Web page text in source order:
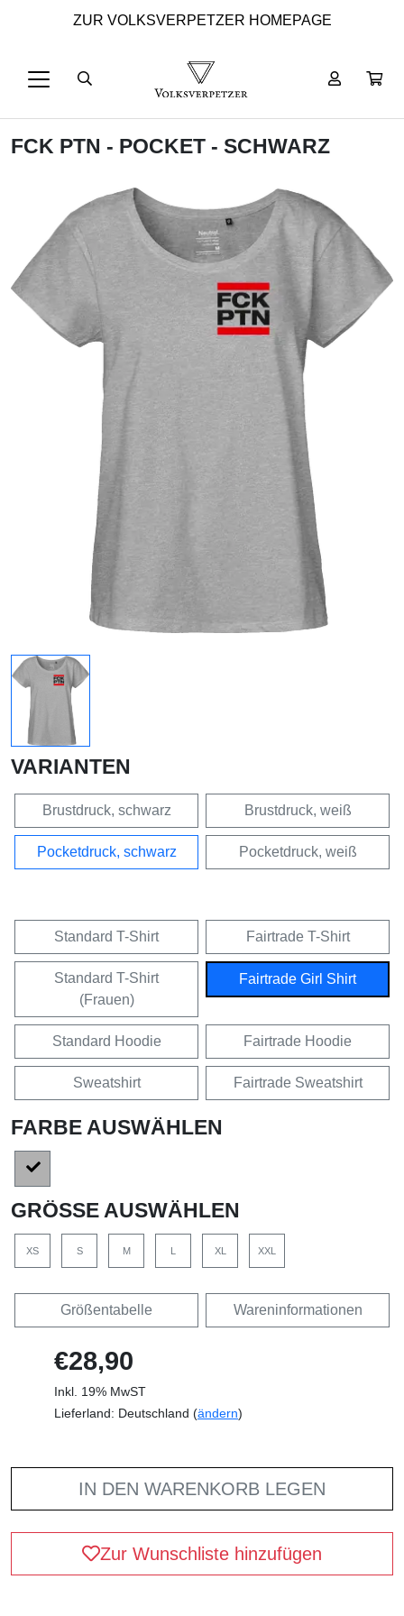
ZUR VOLKSVERPETZER HOMEPAGE
FCK PTN - POCKET - SCHWARZ
VARIANTEN
Brustdruck, schwarz Brustdruck, weiß
Pocketdruck, schwarz Pocketdruck, weiß
Standard T-Shirt Fairtrade T-Shirt
Standard T-Shirt
(Frauen)
Fairtrade Girl Shirt
Standard Hoodie Fairtrade Hoodie
Sweatshirt Fairtrade Sweatshirt
FARBE AUSWÄHLEN
GRÖSSE AUSWÄHLEN
XS S M XL XXL
Größentabelle Wareninformationen
€28,90
Inkl. 19% MwST
Lieferland: Deutschland (ändern)
IN DEN WARENKORB LEGEN
Zur Wunschliste hinzufügen